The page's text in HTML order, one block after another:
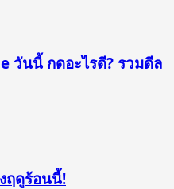
วันนี้ กดอะไรดี? รวมดีล
ฤดูร้อนนี้!